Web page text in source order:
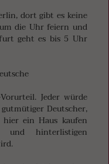
dort gibt es keine
die Uhr feiern und
geht es bis 5 Uhr
Jeder würde
Deutscher,
ein Haus kaufen
hinterlistigen